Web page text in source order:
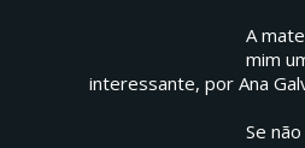
A
mim
interessante, por Ana
Se